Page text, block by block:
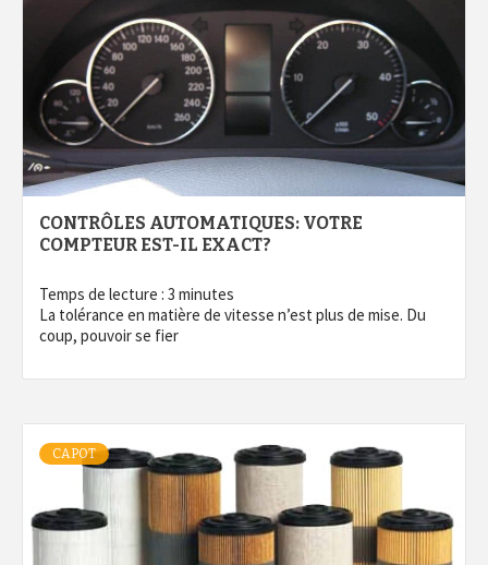
CONTRÔLES AUTOMATIQUES: VOTRE
COMPTEUR EST-IL EXACT?
Temps de lecture : 3 minutes
La tolérance en matière de vitesse n’est plus de mise. Du
coup, pouvoir se fier
CAPOT